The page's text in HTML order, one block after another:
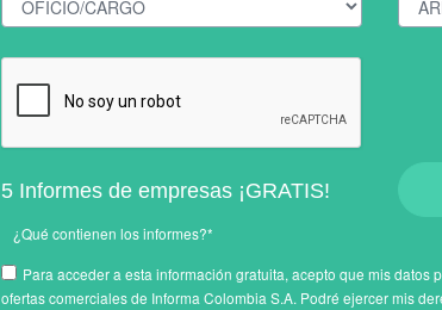
5 Informes de empresas ¡GRATIS!
¿Qué contienen los informes?*
Para acceder a esta información gratuita, acepto que mis
ofertas comerciales de Informa Colombia S.A. Podré ejercer mis